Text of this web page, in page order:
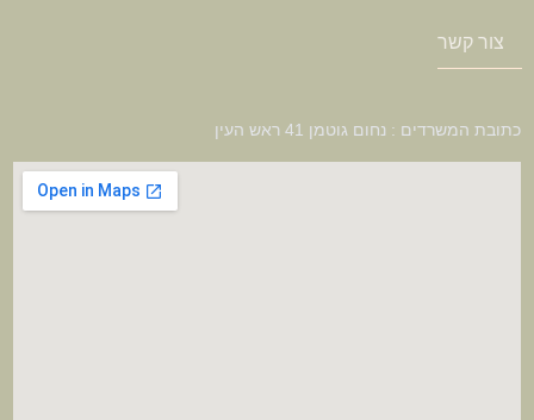
צור קשר
כתובת המשרדים : נחום גוטמן 41 ראש העין